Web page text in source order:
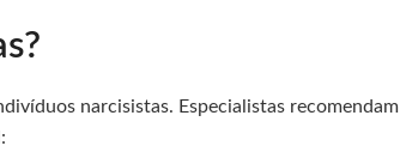
narcisistas. Especialistas recomendam